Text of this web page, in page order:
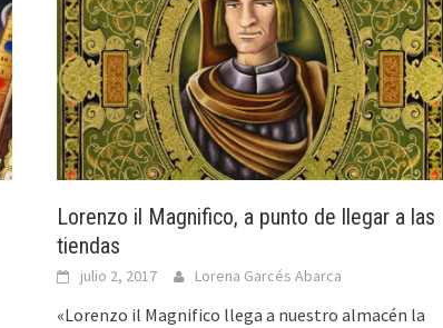
Lorenzo il Magnifico, a punto de llegar a las
tiendas
julio 2, 2017 Lorena Garcés Abarca
«Lorenzo il Magnifico llega a nuestro almacén la